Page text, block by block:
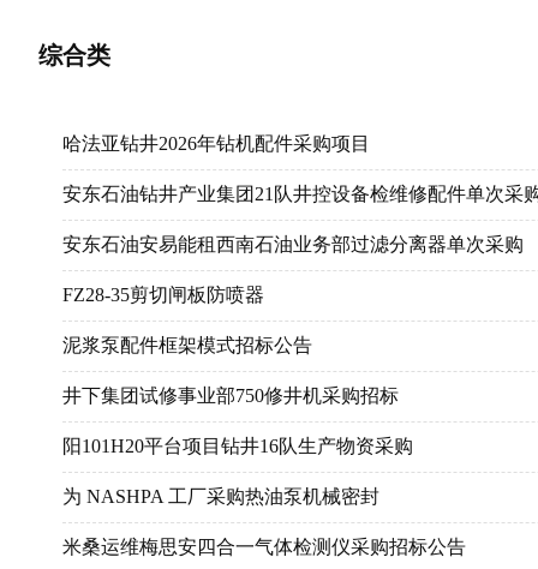
吉林油田氮气脉冲解堵技术服务二次
昆仑投资井下二大队2024年一厂小修、顶驱修井、带压
葫芦岛海盛石油化工有限公司2024年乳化油处理技术服
长庆石化公司2024年DF7C铁路内燃机车维修项目
长庆油田页岩油开发分公司2024年分布式光伏发电站设
长城钻探西部钻井分公司2024年度甘肃地区钻井泥浆不
危险废物处理
油管变扣接头
2024年140MPA试油压裂流程配套技术服务
合同管理系统建设服务招标招标公告
【招标信息】月东油田C岛集输系统改扩建施工招标公告
【招标信息】苏里格气田开发分公司产能建设项目组
【招标信息】肯尼亚-太阳能设备采购，物流，安装和调
【招标信息】EBS-S2装载站重力桥建设
【招标公告】巴基斯坦-位于QADIRPUR 油田的新门建
【网络招标公告招标】巴基斯坦-保安室闭路电视建设
【招标信息】塔里木油田实验检测研究院2023-2024年环
【招标信息】2022年九厂龙西古93区块微地震监测服务
【招标信息】中国石油福建销售公司2023年光伏发电
塔里木油田油气数智技术中心2022年应急通讯车运维服
安东石油技术（集团）有限公司流量计修理包采购
完井集团产品销售事业部回接筒采购
华北局项目顶驱租赁服务框架采购招标
完井集团研发中心7-5/8”光管采购
西古1配套钻具-招标公告
乌审旗基地2025年网络服务
钻井钢丝绳、绳套采购
伊拉克修井项目井控装备采购
安东石油天津基地环境检测服务招标公告
完井集团天津基地抽油杆接箍及光杆销售处置
完井技术及产品产业集团__研发制造中心__硫化罐采购
通奥检测-清管器年度框架采购 -招标公告
完井技术及产品产业集团__研发制造中心__硫化罐采购
人工智能研究院__财务RPA系统2026年运维服务采购项
通奥检测油套管轮台基地数智化升级招标
油套管检测分公司起重设备维修服务（年度框架）采购
井下作业产业集团__压裂泵送事业部__氯化钾采购项目
通奥检测集团股份有限公司无损检测分公司乌审旗区域
综合类
哈法亚钻井2026年钻机配件采购项目
安东石油钻井产业集团21队井控设备检维修配件单次采
安东石油安易能租西南石油业务部过滤分离器单次采购
FZ28-35剪切闸板防喷器
泥浆泵配件框架模式招标公告
井下集团试修事业部750修井机采购招标
阳101H20平台项目钻井16队生产物资采购
为 NASHPA 工厂采购热油泵机械密封
米桑运维梅思安四合一气体检测仪采购招标公告